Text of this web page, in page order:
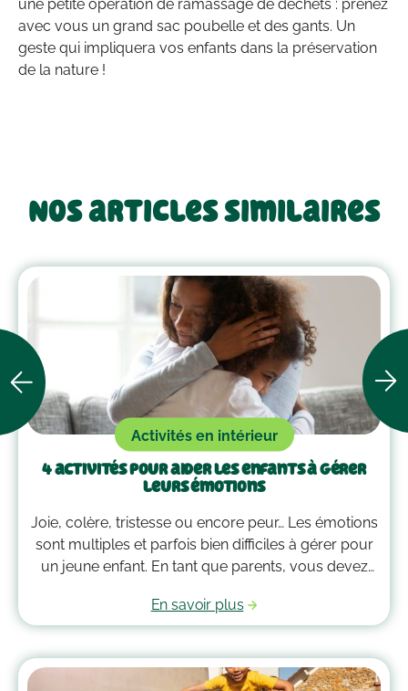
une petite opération de ramassage de déchets : prenez
avec vous un grand sac poubelle et des gants. Un
geste qui impliquera vos enfants dans la préservation
de la nature !
Nos articles similaires
Activités en intérieur
4 activités pour aider les enfants à gérer
leurs émotions
Joie, colère, tristesse ou encore peur… Les émotions
sont multiples et parfois bien difficiles à gérer pour
un jeune enfant. En tant que parents, vous devez
plus d’un tour dans votre sac pour les
accompagner. Voici quelques outils qui peuvent
vous guider dans la gestion des émotions de vos
enfants !
En savoir plus